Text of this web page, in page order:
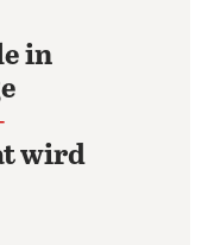
in
wird